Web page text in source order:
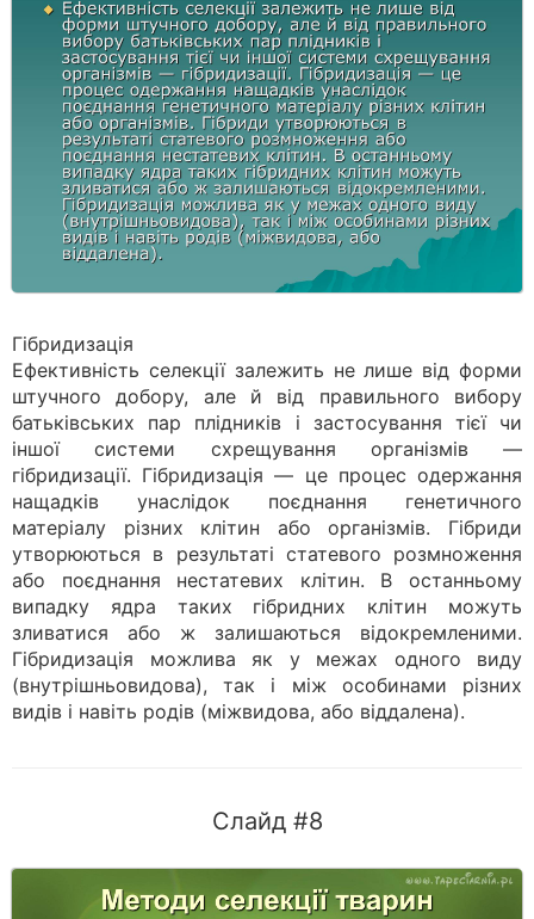
Гібридизація
Ефективність селекції залежить не лише від форми
штучного добору, але й від правильного вибору
батьківських пар плідників і застосування тієї чи
іншої системи схрещування організмів —
гібридизації. Гібридизація — це процес одержання
нащадків унаслідок поєднання генетичного
матеріалу різних клітин або організмів. Гібриди
утворюються в результаті статевого розмноження
або поєднання нестатевих клітин. В останньому
випадку ядра таких гібридних клітин можуть
зливатися або ж залишаються відокремленими.
Гібридизація можлива як у межах одного виду
(внутрішньовидова), так і між особинами різних
видів і навіть родів (міжвидова, або віддалена).
Слайд #8